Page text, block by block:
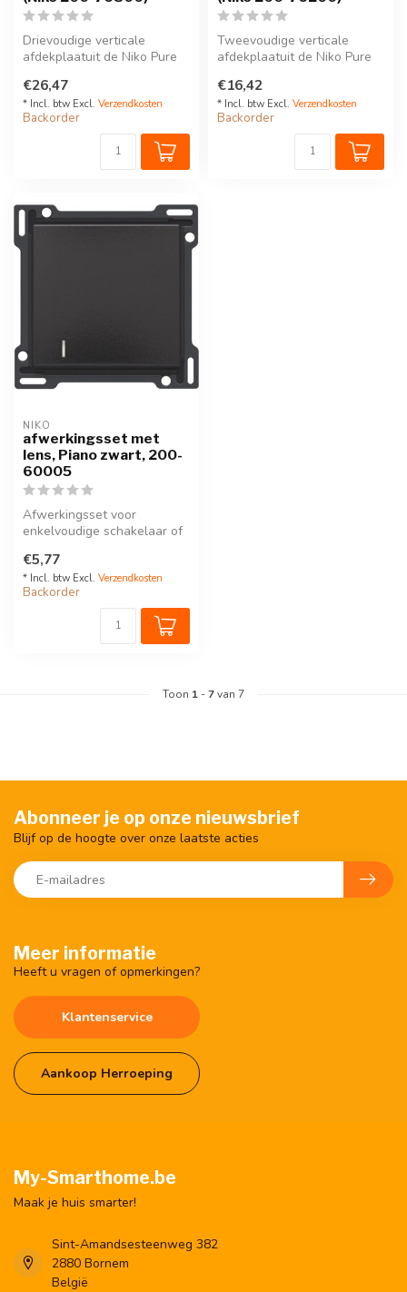
Drievoudige verticale
afdekplaatuit de Niko Pure
bl...
€26,47
* Incl. btw Excl. Verzendkosten
Backorder
Tweevoudige verticale
afdekplaatuit de Niko Pure
bl...
€16,42
* Incl. btw Excl. Verzendkosten
Backorder
NIKO
afwerkingsset met
lens, Piano zwart, 200-
60005
Afwerkingsset voor
enkelvoudige schakelaar of
€5,77
* Incl. btw Excl. Verzendkosten
Backorder
Toon 1 -7van 7
Meer informatie
Heeft u vragen of opmerkingen?
Klantenservice
Aankoop Herroeping
Abonneer je op onze nieuwsbrief
Blijf op de hoogte over onze laatste acties
My-Smarthome.be
Maak je huis smarter!
Sint-Amandsesteenweg 382
2880 Bornem
België